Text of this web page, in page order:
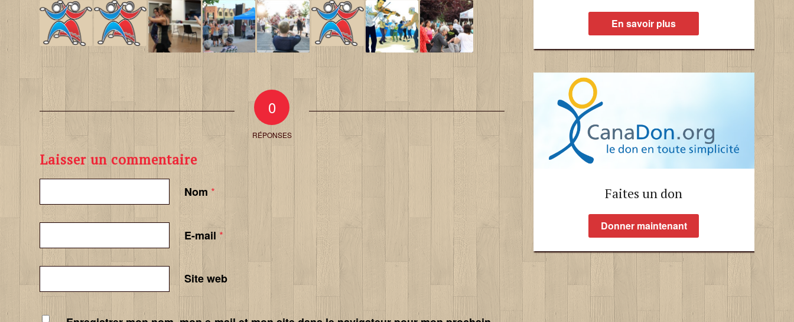
0
RÉPONSES
Laisser un commentaire
Nom *
E-mail *
Site web
En savoir plus
Faites un don aux PPJ !
Faites un don
Donner maintenant